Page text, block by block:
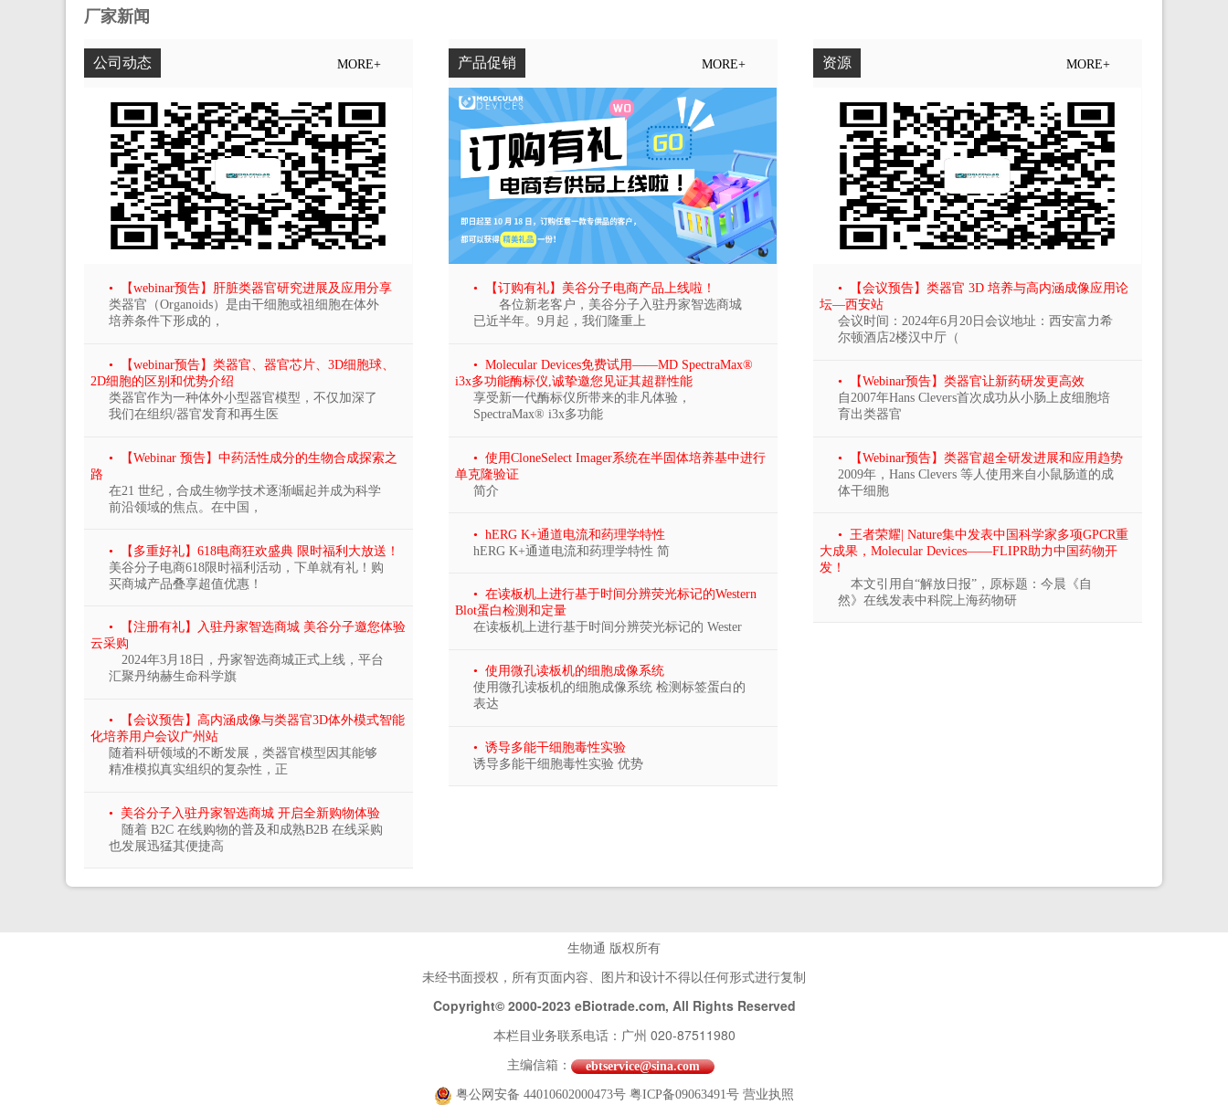
厂家新闻
公司动态 MORE+
• 【webinar预告】肝脏类器官研究进展及应用分享
类器官（Organoids）是由干细胞或祖细胞在体外
培养条件下形成的，
• 【webinar预告】类器官、器官芯片、3D细胞球、
2D细胞的区别和优势介绍
类器官作为一种体外小型器官模型，不仅加深了
我们在组织/器官发育和再生医
• 【Webinar 预告】中药活性成分的生物合成探索之
路
在21 世纪，合成生物学技术逐渐崛起并成为科学
前沿领域的焦点。在中国，
• 【多重好礼】618电商狂欢盛典 限时福利大放送！
美谷分子电商618限时福利活动，下单就有礼！购
买商城产品叠享超值优惠！
• 【注册有礼】入驻丹家智选商城 美谷分子邀您体验
云采购
2024年3月18日，丹家智选商城正式上线，平台
汇聚丹纳赫生命科学旗
• 【会议预告】高内涵成像与类器官3D体外模式智能
化培养用户会议广州站
随着科研领域的不断发展，类器官模型因其能够
精准模拟真实组织的复杂性，正
• 美谷分子入驻丹家智选商城 开启全新购物体验
随着 B2C 在线购物的普及和成熟B2B 在线采购
也发展迅猛其便捷高
产品促销 MORE+
• 【订购有礼】美谷分子电商产品上线啦！
各位新老客户，美谷分子入驻丹家智选商城
已近半年。9月起，我们隆重上
• Molecular Devices免费试用——MD SpectraMax®
i3x多功能酶标仪,诚挚邀您见证其超群性能
享受新一代酶标仪所带来的非凡体验，
SpectraMax® i3x多功能
• 使用CloneSelect Imager系统在半固体培养基中进行
单克隆验证
简介
• hERG K+通道电流和药理学特性
hERG K+通道电流和药理学特性 简
• 在读板机上进行基于时间分辨荧光标记的Western
Blot蛋白检测和定量
在读板机上进行基于时间分辨荧光标记的 Wester
• 使用微孔读板机的细胞成像系统
使用微孔读板机的细胞成像系统 检测标签蛋白的
表达
• 诱导多能干细胞毒性实验
诱导多能干细胞毒性实验 优势
资源 MORE+
• 【会议预告】类器官 3D 培养与高内涵成像应用论
坛—西安站
会议时间：2024年6月20日会议地址：西安富力希
尔顿酒店2楼汉中厅（
• 【Webinar预告】类器官让新药研发更高效
自2007年Hans Clevers首次成功从小肠上皮细胞培
育出类器官
• 【Webinar预告】类器官超全研发进展和应用趋势
2009年，Hans Clevers 等人使用来自小鼠肠道的成
体干细胞
• 王者荣耀| Nature集中发表中国科学家多项GPCR重
大成果，Molecular Devices——FLIPR助力中国药物开
发！
本文引用自“解放日报”，原标题：今晨《自
然》在线发表中科院上海药物研
生物通 版权所有
未经书面授权，所有页面内容、图片和设计不得以任何形式进行复制
Copyright© 2000-2023 eBiotrade.com, All Rights Reserved
本栏目业务联系电话：广州 020-87511980
主编信箱：
ebtservice@sina.com
粤公网安备 44010602000473号 粤ICP备09063491号 营业执照